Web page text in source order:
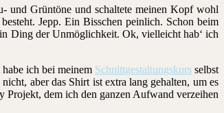
und Grüntöne und schaltete meinen Kopf wohl
Jepp. Ein Bisschen peinlich. Schon beim
Ding der Unmöglichkeit. Ok, vielleicht hab‘ ich
ich bei meinem Schnittgestaltungskursselbst
aber das Shirt ist extra lang gehalten, um es
Projekt, dem ich den ganzen Aufwand verzeihen